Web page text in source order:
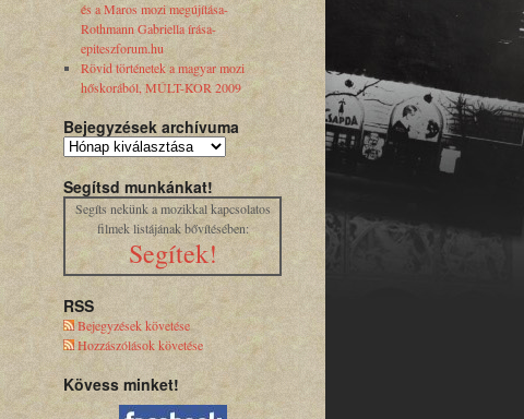
és a Maros mozi megújítása-
Rothmann Gabriella írása-
epiteszforum.hu
Rövid történetek a magyar mozi
hőskorából, MÚLT-KOR 2009
Bejegyzések archívuma
Segítsd munkánkat!
Segíts nekünk a mozikkal kapcsolatos
filmek listájának bővítésében:
Segítek!
RSS
Bejegyzések követése
Hozzászólások követése
Kövess minket!